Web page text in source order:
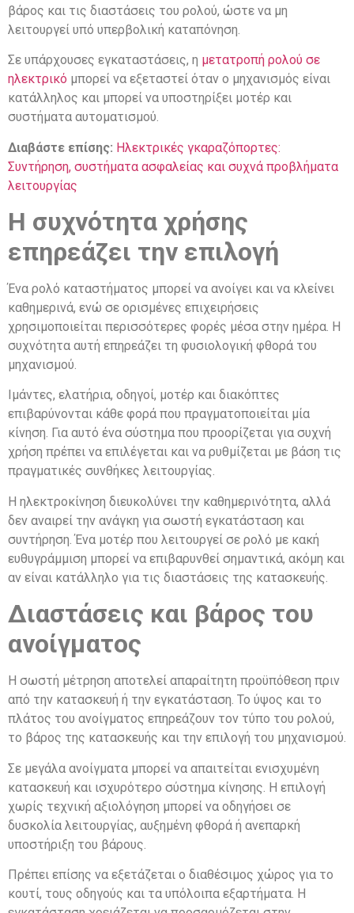
βάρος και τις διαστάσεις του ρολού, ώστε να μη
λειτουργεί υπό υπερβολική καταπόνηση.
Σε υπάρχουσες εγκαταστάσεις, η μετατροπή ρολού σε
ηλεκτρικό μπορεί να εξεταστεί όταν ο μηχανισμός είναι
κατάλληλος και μπορεί να υποστηρίξει μοτέρ και
συστήματα αυτοματισμού.
Διαβάστε επίσης: Ηλεκτρικές γκαραζόπορτες:
Συντήρηση, συστήματα ασφαλείας και συχνά προβλήματα
λειτουργίας
Η συχνότητα χρήσης
επηρεάζει την επιλογή
Ένα ρολό καταστήματος μπορεί να ανοίγει και να κλείνει
καθημερινά, ενώ σε ορισμένες επιχειρήσεις
χρησιμοποιείται περισσότερες φορές μέσα στην ημέρα. Η
συχνότητα αυτή επηρεάζει τη φυσιολογική φθορά του
μηχανισμού.
Ιμάντες, ελατήρια, οδηγοί, μοτέρ και διακόπτες
επιβαρύνονται κάθε φορά που πραγματοποιείται μία
κίνηση. Για αυτό ένα σύστημα που προορίζεται για συχνή
χρήση πρέπει να επιλέγεται και να ρυθμίζεται με βάση τις
πραγματικές συνθήκες λειτουργίας.
Η ηλεκτροκίνηση διευκολύνει την καθημερινότητα, αλλά
δεν αναιρεί την ανάγκη για σωστή εγκατάσταση και
συντήρηση. Ένα μοτέρ που λειτουργεί σε ρολό με κακή
ευθυγράμμιση μπορεί να επιβαρυνθεί σημαντικά, ακόμη και
αν είναι κατάλληλο για τις διαστάσεις της κατασκευής.
Διαστάσεις και βάρος του
ανοίγματος
Η σωστή μέτρηση αποτελεί απαραίτητη προϋπόθεση πριν
από την κατασκευή ή την εγκατάσταση. Το ύψος και το
πλάτος του ανοίγματος επηρεάζουν τον τύπο του ρολού,
το βάρος της κατασκευής και την επιλογή του μηχανισμού.
Σε μεγάλα ανοίγματα μπορεί να απαιτείται ενισχυμένη
κατασκευή και ισχυρότερο σύστημα κίνησης. Η επιλογή
χωρίς τεχνική αξιολόγηση μπορεί να οδηγήσει σε
δυσκολία λειτουργίας, αυξημένη φθορά ή ανεπαρκή
υποστήριξη του βάρους.
Πρέπει επίσης να εξετάζεται ο διαθέσιμος χώρος για το
κουτί, τους οδηγούς και τα υπόλοιπα εξαρτήματα. Η